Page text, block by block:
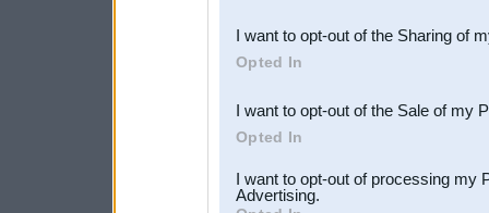
Downstream Participants
third parties.
I want to opt-out of the Sharing of
Opted In
I want to opt-out of the Sale of my
Opted In
I want to opt-out of processing my
Advertising.